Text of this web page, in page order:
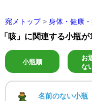
宛メトップ > 身体・健康
「咳」に関連する小瓶が
小瓶順
お
な
名前のない小瓶